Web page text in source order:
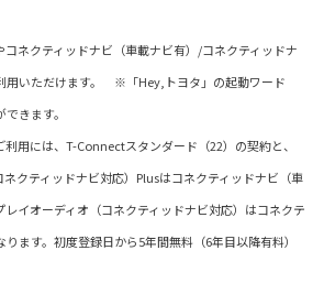
ネクティッドナビ（車載ナビ有）/コネクティッドナ
用いただけます。 ※「Hey,トヨタ」の起動ワード
きます。
利用には、T-Connectスタンダード（22）の契約と、
クティッドナビ対応）Plusはコネクティッドナビ（車
イオーディオ（コネクティッドナビ対応）はコネクテ
ます。初度登録日から5年間無料（6年目以降有料）